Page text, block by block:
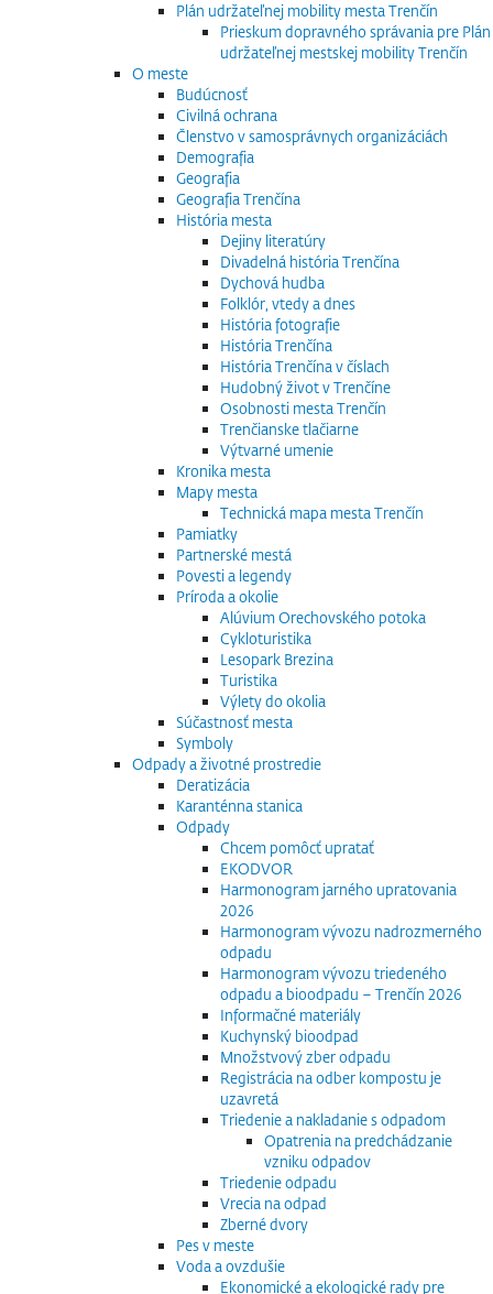
Plán udržateľnej mobility mesta Trenčín
Prieskum dopravného správania pre Plán
udržateľnej mestskej mobility Trenčín
O meste
Budúcnosť
Civilná ochrana
Členstvo v samosprávnych organizáciách
Demografia
Geografia
Geografia Trenčína
História mesta
Dejiny literatúry
Divadelná história Trenčína
Dychová hudba
Folklór, vtedy a dnes
História fotografie
História Trenčína
História Trenčína v číslach
Hudobný život v Trenčíne
Osobnosti mesta Trenčín
Trenčianske tlačiarne
Výtvarné umenie
Kronika mesta
Mapy mesta
Technická mapa mesta Trenčín
Pamiatky
Partnerské mestá
Povesti a legendy
Príroda a okolie
Alúvium Orechovského potoka
Cykloturistika
Lesopark Brezina
Turistika
Výlety do okolia
Súčastnosť mesta
Symboly
Odpady a životné prostredie
Deratizácia
Karanténna stanica
Odpady
Chcem pomôcť upratať
EKODVOR
Harmonogram jarného upratovania
2026
Harmonogram vývozu nadrozmerného
odpadu
Harmonogram vývozu triedeného
odpadu a bioodpadu – Trenčín 2026
Informačné materiály
Kuchynský bioodpad
Množstvový zber odpadu
Registrácia na odber kompostu je
uzavretá
Triedenie a nakladanie s odpadom
Opatrenia na predchádzanie
vzniku odpadov
Triedenie odpadu
Vrecia na odpad
Zberné dvory
Pes v meste
Voda a ovzdušie
Ekonomické a ekologické rady pre